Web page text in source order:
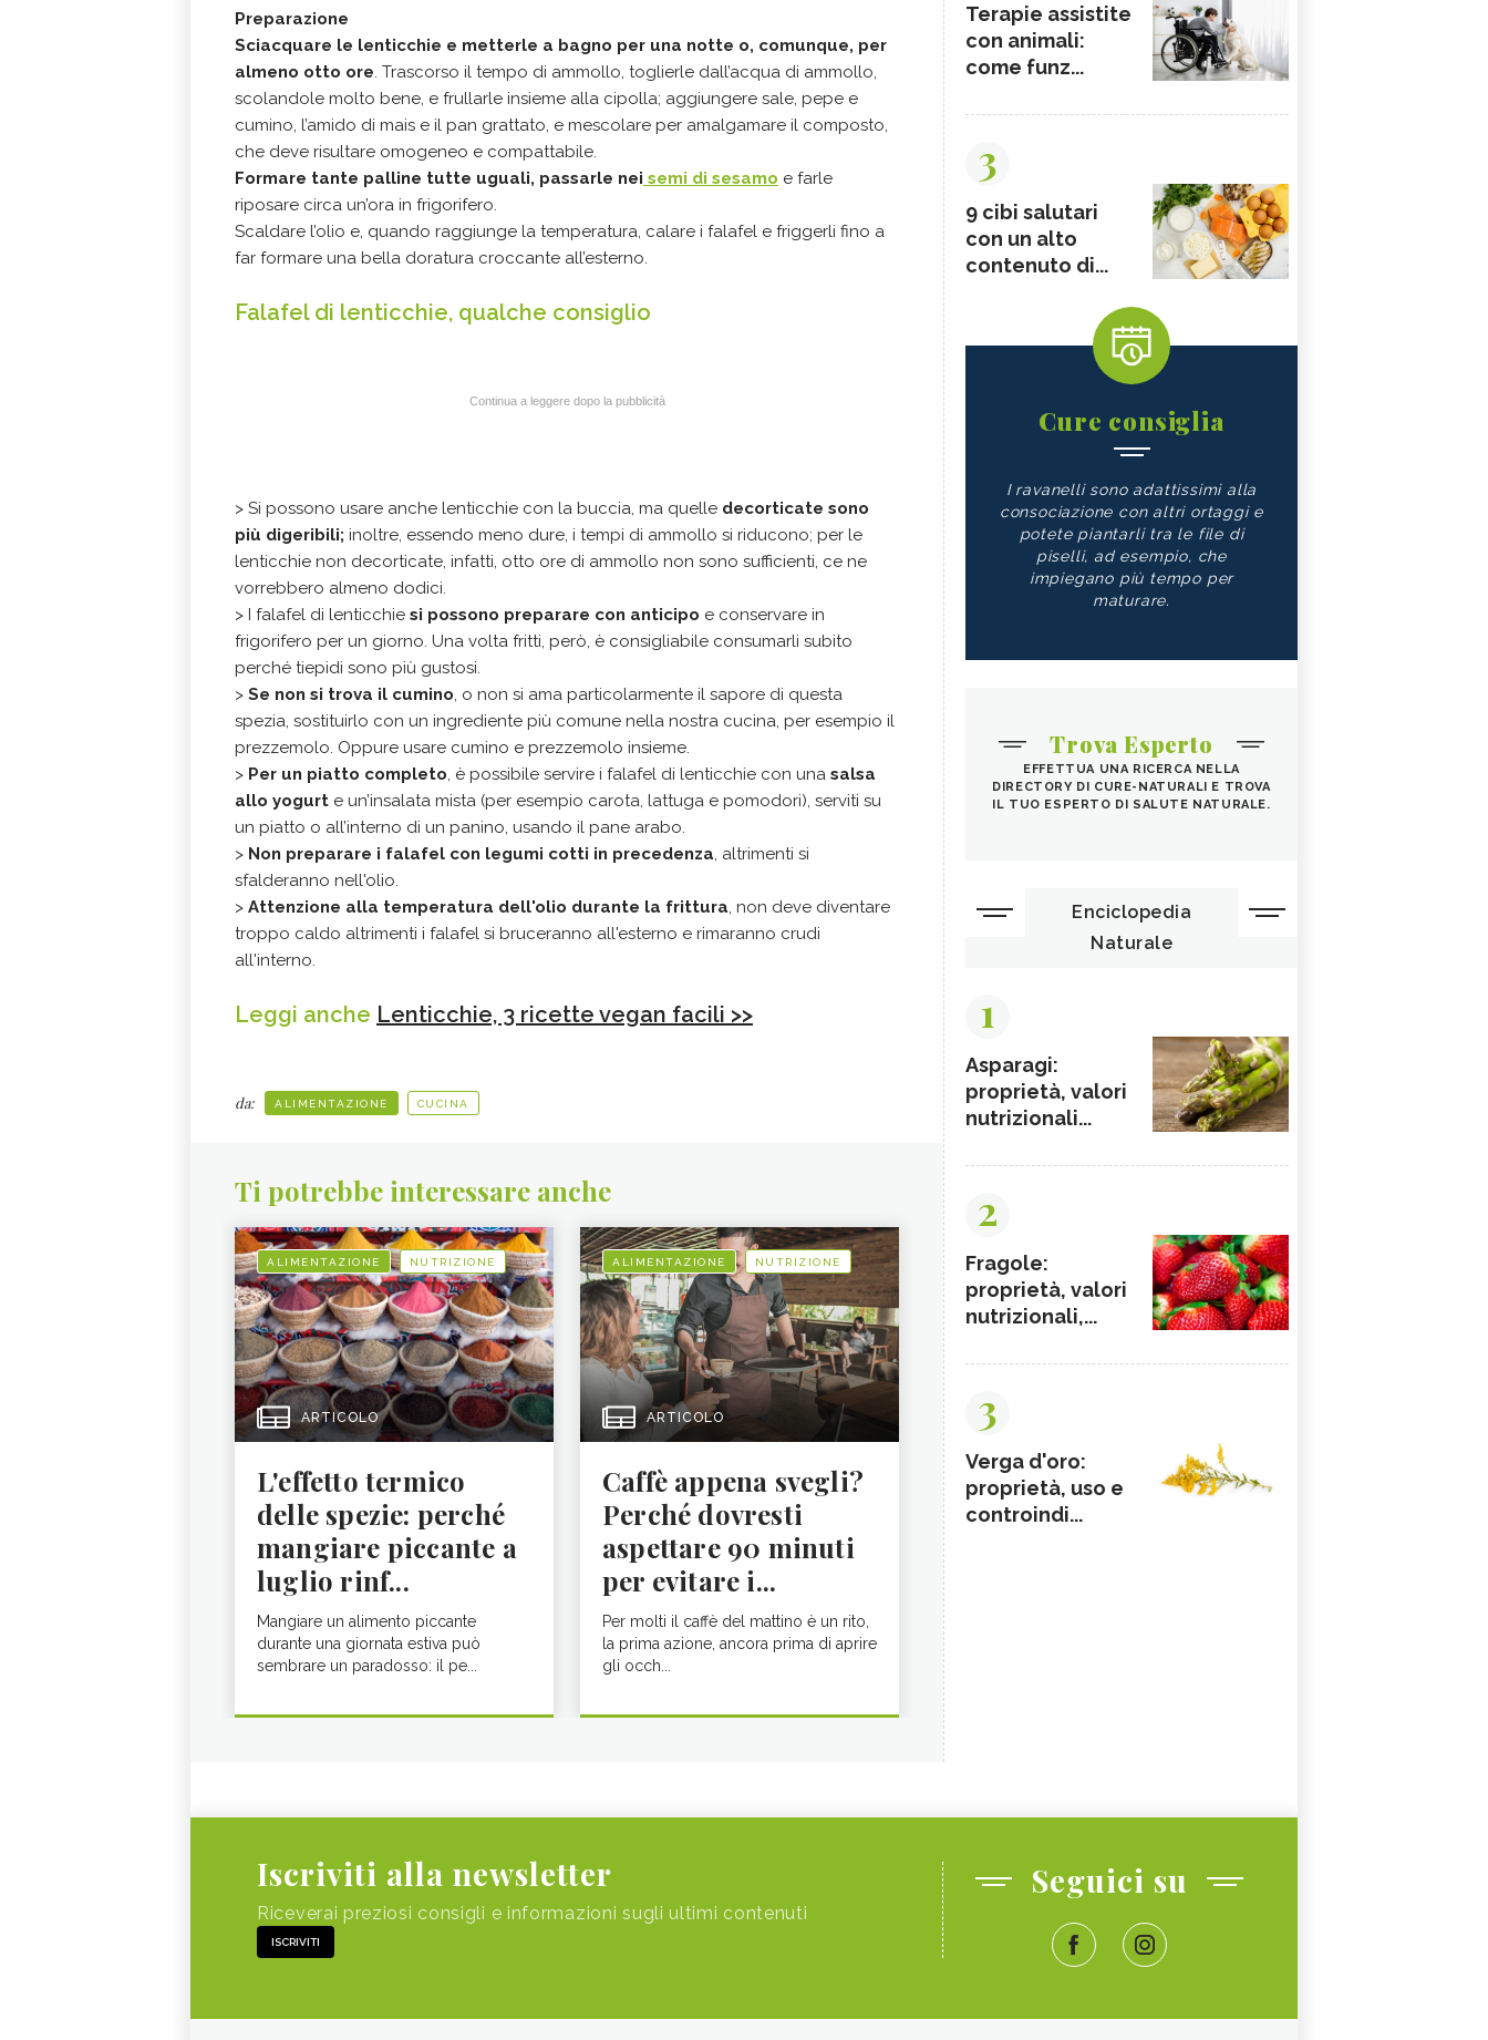
Preparazione
Sciacquare le lenticchie e metterle a bagno per una notte o, comunque, per
almeno otto ore. Trascorso il tempo di ammollo, toglierle dall’acqua di ammollo,
scolandole molto bene, e frullarle insieme alla cipolla; aggiungere sale, pepe e
cumino, l’amido di mais e il pan grattato, e mescolare per amalgamare il composto,
che deve risultare omogeneo e compattabile.
Formare tante palline tutte uguali, passarle nei semi di sesamo e farle
riposare circa un’ora in frigorifero.
Scaldare l’olio e, quando raggiunge la temperatura, calare i falafel e friggerli fino a
far formare una bella doratura croccante all’esterno.
Falafel di lenticchie, qualche consiglio
Continua a leggere dopo la pubblicità
> Si possono usare anche lenticchie con la buccia, ma quelle decorticate sono
più digeribili; inoltre, essendo meno dure, i tempi di ammollo si riducono; per le
lenticchie non decorticate, infatti, otto ore di ammollo non sono sufficienti, ce ne
vorrebbero almeno dodici.
> I falafel di lenticchie si possono preparare con anticipo e conservare in
frigorifero per un giorno. Una volta fritti, però, è consigliabile consumarli subito
perché tiepidi sono più gustosi.
> Se non si trova il cumino, o non si ama particolarmente il sapore di questa
spezia, sostituirlo con un ingrediente più comune nella nostra cucina, per esempio il
prezzemolo. Oppure usare cumino e prezzemolo insieme.
> Per un piatto completo, è possibile servire i falafel di lenticchie con una salsa
allo yogurt e un’insalata mista (per esempio carota, lattuga e pomodori), serviti su
un piatto o all’interno di un panino, usando il pane arabo.
> Non preparare i falafel con legumi cotti in precedenza, altrimenti si
sfalderanno nell'olio.
> Attenzione alla temperatura dell'olio durante la frittura, non deve diventare
troppo caldo altrimenti i falafel si bruceranno all'esterno e rimaranno crudi
all'interno.
Leggi anche Lenticchie, 3 ricette vegan facili >>
da: ALIMENTAZIONE CUCINA
Ti potrebbe interessare anche
ALIMENTAZIONE NUTRIZIONE
ARTICOLO
L'effetto termico
delle spezie: perché
mangiare piccante a
luglio rinf...
Mangiare un alimento piccante
durante una giornata estiva può
sembrare un paradosso: il pe...
ALIMENTAZIONE NUTRIZIONE
ARTICOLO
Caffè appena svegli?
Perché dovresti
aspettare 90 minuti
per evitare i...
Per molti il caffè del mattino è un rito,
la prima azione, ancora prima di aprire
gli occh...
Terapie assistite
con animali:
come funz...
3
9 cibi salutari
con un alto
contenuto di...
Cure consiglia
I ravanelli sono adattissimi alla
consociazione con altri ortaggi e
potete piantarli tra le file di
piselli, ad esempio, che
impiegano più tempo per
maturare.
Trova Esperto
EFFETTUA UNA RICERCA NELLA
DIRECTORY DI CURE-NATURALI E TROVA
IL TUO ESPERTO DI SALUTE NATURALE.
Enciclopedia
Naturale
1
Asparagi:
proprietà, valori
nutrizionali...
2
Fragole:
proprietà, valori
nutrizionali,...
3
Verga d'oro:
proprietà, uso e
controindi...
Iscriviti alla newsletter
Riceverai preziosi consigli e informazioni sugli ultimi contenuti
ISCRIVITI
Seguici su